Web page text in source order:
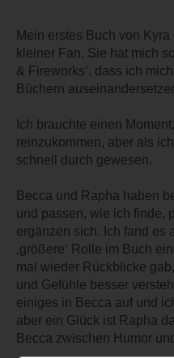
Mein erstes Buch von
kleiner Fan. Sie hat mich
& Fireworks‘, dass ich
Büchern
Ich brauchte einen
reinzukommen, aber als
schnell durch gewesen.
Becca und Rapha haben
und passen, wie ich finde,
ergänzen sich. Ich fand es
‚größere‘ Rolle im Buch
mal wieder Rückblicke
und Gefühle besser
einiges in Becca auf und
aber ein Glück ist Rapha
Becca zwischen Humor